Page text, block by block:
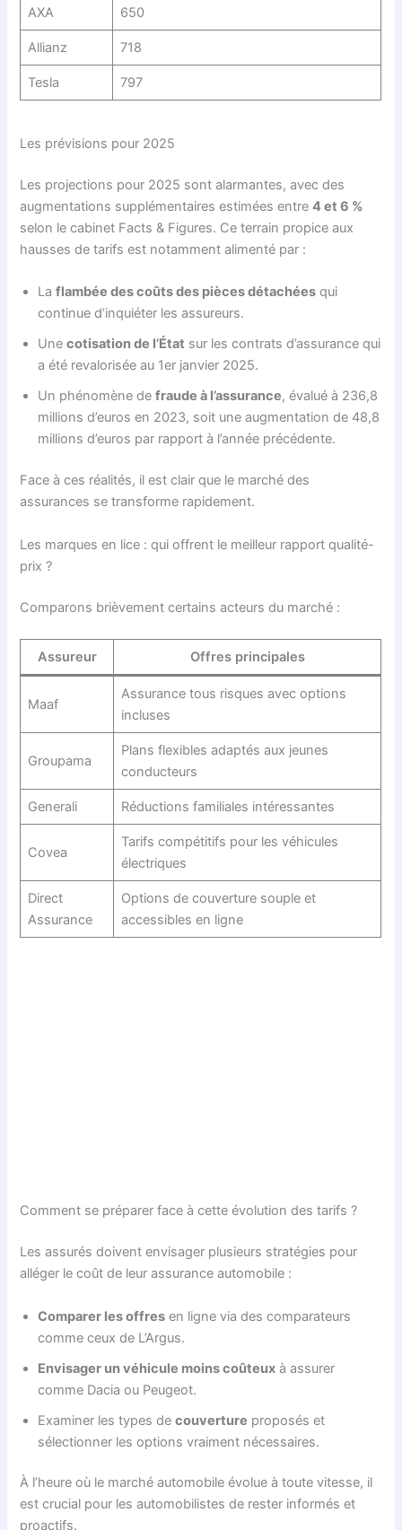
AXA 650
Allianz 718
Tesla 797
Les prévisions pour 2025
Les projections pour 2025 sont alarmantes, avec des
augmentations supplémentaires estimées entre4 et 6 %
selon le cabinet Facts & Figures. Ce terrain propice aux
hausses de tarifs est notamment alimenté par :
Laflambée des coûts des pièces détachées qui
continue d’inquiéter les assureurs.
Unecotisation de l’État sur les contrats d’assurance qui
a été revalorisée au 1er janvier 2025.
Un phénomène defraude à l’assurance, évalué à 236,8
millions d’euros en 2023, soit une augmentation de 48,8
millions d’euros par rapport à l’année précédente.
Face à ces réalités, il est clair que le marché des
assurances se transforme rapidement.
Les marques en lice : qui offrent le meilleur rapport qualité-
prix ?
Comparons brièvement certains acteurs du marché :
Assureur Offres principales
Maaf
Assurance tous risques avec options
incluses
Groupama
Plans flexibles adaptés aux jeunes
conducteurs
Generali Réductions familiales intéressantes
Covea
Tarifs compétitifs pour les véhicules
électriques
Direct
Assurance
Options de couverture souple et
accessibles en ligne
Comment se préparer face à cette évolution des tarifs ?
Les assurés doivent envisager plusieurs stratégies pour
alléger le coût de leur assurance automobile :
Comparer les offres en ligne via des comparateurs
comme ceux de L’Argus.
Envisager un véhicule moins coûteux à assurer
comme Dacia ou Peugeot.
Examiner les types decouverture proposés et
sélectionner les options vraiment nécessaires.
À l’heure où le marché automobile évolue à toute vitesse, il
est crucial pour les automobilistes de rester informés et
proactifs.